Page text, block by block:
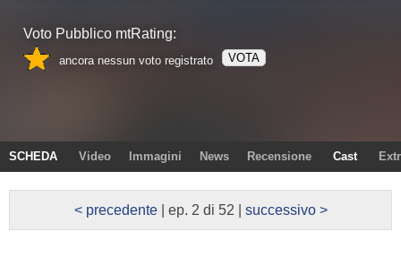
Voto Pubblico mtRating:
ancora nessun voto registrato VOTA
SCHEDA Video Immagini News Recensione Cast
< precedente| ep. 2 di 52 | successivo >